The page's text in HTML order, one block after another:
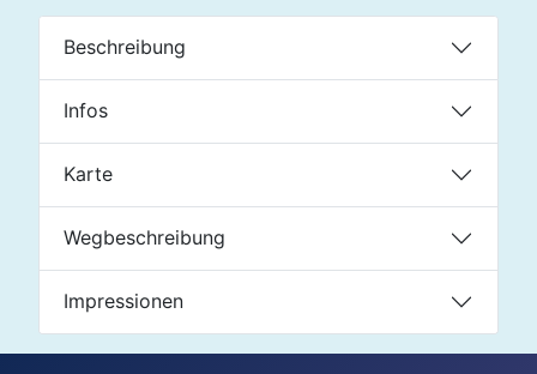
Beschreibung
Infos
Karte
Wegbeschreibung
Impressionen